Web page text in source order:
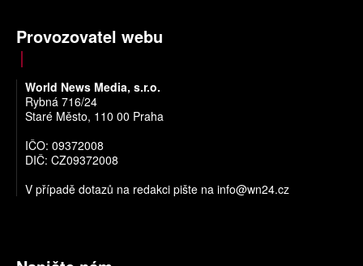
Provozovatel webu
World News Media, s.r.o.
Rybná 716/24
Staré Město, 110 00 Praha
IČO: 09372008
DIČ: CZ09372008
V případě dotazů na redakci pište na info@wn24.cz